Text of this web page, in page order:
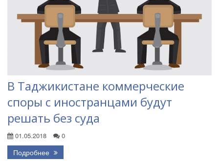
В Таджикистане коммерческие
споры с иностранцами будут
решать без суда
01.05.2018 0
Подробнее